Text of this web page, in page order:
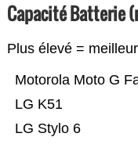
Capacité Batterie
Plus élevé = meilleur
LG Stylo 6
LG K51
Motorola Moto G